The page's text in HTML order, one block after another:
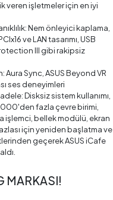
veren işletmeler için en iyi
Nem önleyici kaplama,
ve LAN tasarımı, USB
III gibi rakipsiz
Aura Sync, ASUS Beyond VR
ses deneyimleri
Disksiz sistem kullanımı,
fazla çevre birimi,
işlemci, bellek modülü, ekran
için yeniden başlatma ve
geçerek ASUS iCafe
MARKASI!